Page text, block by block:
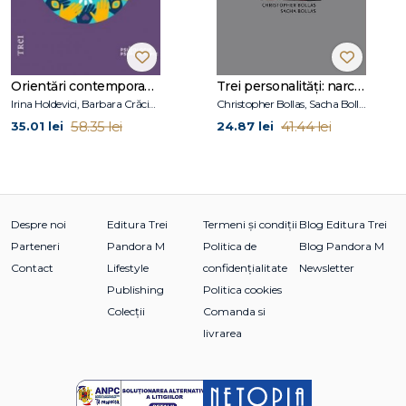
Capitolul 3. Principiile
Capitolul 4. Emily
Capitolul 5. Anna
Capitolul 6. Mark
Capitolul 7. Istorii și après‑coup
Capitolul 8. Timpul
Capitolul 9. Experiența emoțională
Capitolul 12. Concluzii
Orientări contemporane în psihoterapie și consiliere psihologică
Irina Holdevici, Barbara Crăciun
35.01 lei 58.35 lei
Trei personalități: narcisică, borderline, maniaco-depresivă
Christopher Bollas, Sacha Bollas
24.87 lei 41.44 lei
Despre noi
Parteneri
Contact
Editura Trei
Pandora M
Lifestyle
Publishing
Colecții
Termeni și condiții
Politica de
confidențialitate
Politica cookies
Comanda si
livrarea
Blog Editura Trei
Blog Pandora M
Newsletter